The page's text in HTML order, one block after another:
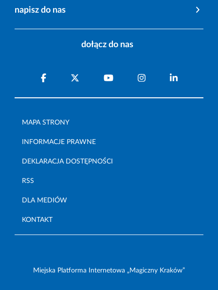
napisz do nas
dołącz do nas
MAPA STRONY
INFORMACJE PRAWNE
DEKLARACJA DOSTĘPNOŚCI
RSS
DLA MEDIÓW
KONTAKT
Miejska Platforma Internetowa „Magiczny Kraków”